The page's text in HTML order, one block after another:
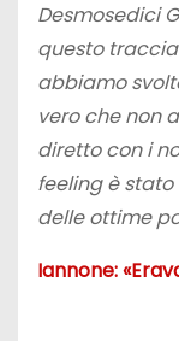
Desmosedici
questo
abbiamo
vero che non
diretto con i
feeling è
delle ottime
Iannone: